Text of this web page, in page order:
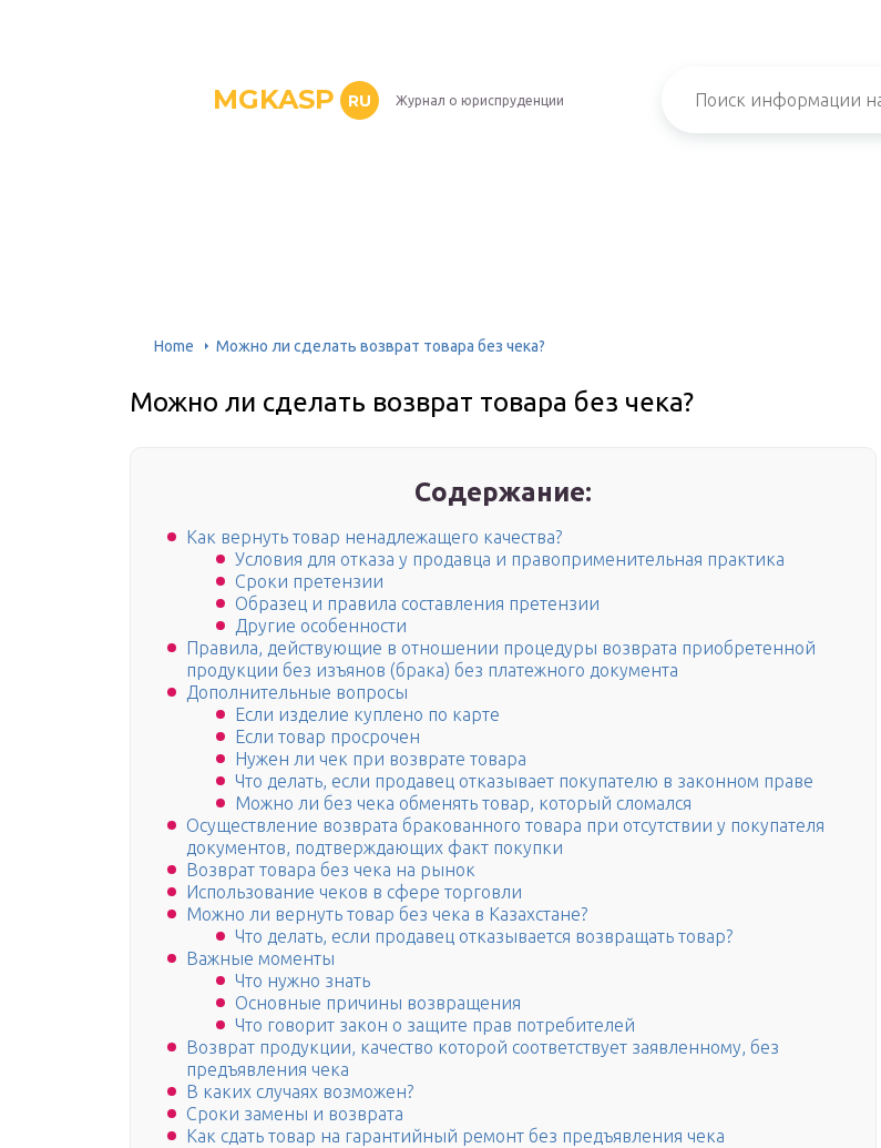
MGKASP RU Журнал о юриспруденции
Home Можно ли сделать возврат товара без чека?
Можно ли сделать возврат товара без чека?
Содержание:
Как вернуть товар ненадлежащего качества?
Условия для отказа у продавца и правоприменительная практика
Сроки претензии
Образец и правила составления претензии
Другие особенности
Правила, действующие в отношении процедуры возврата приобретенной
продукции без изъянов (брака) без платежного документа
Дополнительные вопросы
Если изделие куплено по карте
Если товар просрочен
Нужен ли чек при возврате товара
Что делать, если продавец отказывает покупателю в законном праве
Можно ли без чека обменять товар, который сломался
Осуществление возврата бракованного товара при отсутствии у покупателя
документов, подтверждающих факт покупки
Возврат товара без чека на рынок
Использование чеков в сфере торговли
Можно ли вернуть товар без чека в Казахстане?
Что делать, если продавец отказывается возвращать товар?
Важные моменты
Что нужно знать
Основные причины возвращения
Что говорит закон о защите прав потребителей
Возврат продукции, качество которой соответствует заявленному, без
предъявления чека
В каких случаях возможен?
Сроки замены и возврата
Как сдать товар на гарантийный ремонт без предъявления чека